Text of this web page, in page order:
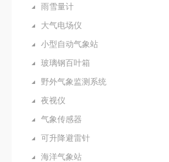
雨雪量计
大气电场仪
小型自动气象站
玻璃钢百叶箱
野外气象监测系统
夜视仪
气象传感器
可升降避雷针
海洋气象站